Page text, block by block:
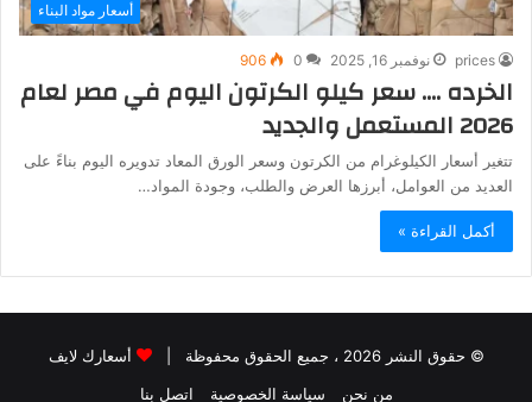
أسعار مواد البناء
prices نوفمبر 16, 2025 0
906
الخرده …. سعر كيلو الكرتون اليوم في مصر لعام
2026 المستعمل والجديد
تتغير أسعار الكيلوغرام من الكرتون وسعر الورق المعاد تدويره اليوم بناءً على
العديد من العوامل، أبرزها العرض والطلب، وجودة المواد…
أكمل القراءة »
© حقوق النشر 2026 ، جميع الحقوق محفوظة |
أسعارك لايف
من نحن
سياسة الخصوصية اتصل بنا